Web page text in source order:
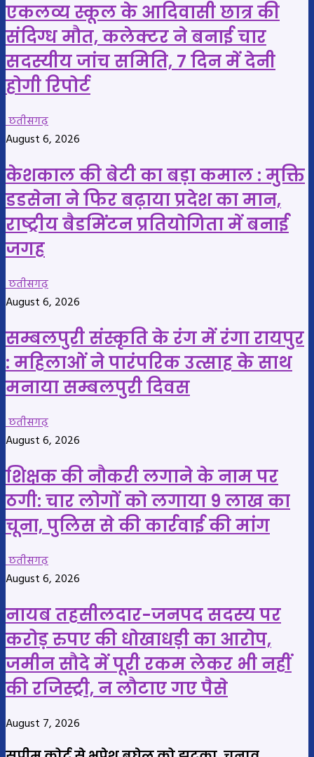
एकलव्य स्कूल के आदिवासी छात्र की
संदिग्ध मौत, कलेक्टर ने बनाई चार
सदस्यीय जांच समिति, 7 दिन में देनी
होगी रिपोर्ट
छतीसगढ़
August 6, 2026
केशकाल की बेटी का बड़ा कमाल : मुक्ति
डडसेना ने फिर बढ़ाया प्रदेश का मान,
राष्ट्रीय बैडमिंटन प्रतियोगिता में बनाई
जगह
छतीसगढ़
August 6, 2026
सम्बलपुरी संस्कृति के रंग में रंगा रायपुर
: महिलाओं ने पारंपरिक उत्साह के साथ
मनाया सम्बलपुरी दिवस
छतीसगढ़
August 6, 2026
शिक्षक की नौकरी लगाने के नाम पर
ठगी: चार लोगों को लगाया 9 लाख का
चूना, पुलिस से की कार्रवाई की मांग
छतीसगढ़
August 6, 2026
नायब तहसीलदार-जनपद सदस्य पर
करोड़ रुपए की धोखाधड़ी का आरोप,
जमीन सौदे में पूरी रकम लेकर भी नहीं
की रजिस्ट्री, न लौटाए गए पैसे
August 7, 2026